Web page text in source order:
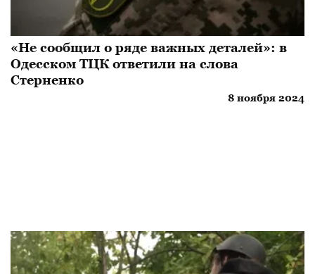
«Не сообщил о ряде важных деталей»: в
Одесском ТЦК ответили на слова
Стерненко
8 ноября 2024